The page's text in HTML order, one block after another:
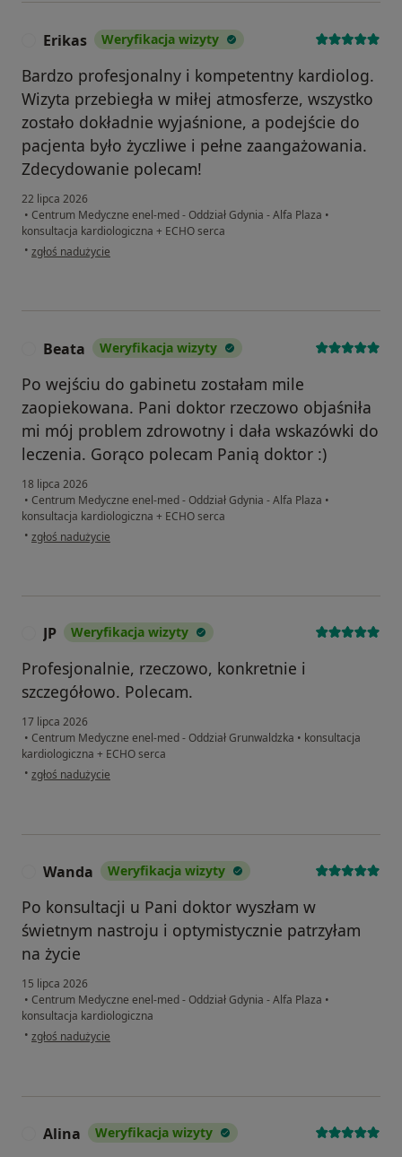
Erikas Weryfikacja wizyty
Bardzo profesjonalny i kompetentny kardiolog.
Wizyta przebiegła w miłej atmosferze, wszystko
zostało dokładnie wyjaśnione, a podejście do
pacjenta było życzliwe i pełne zaangażowania.
Zdecydowanie polecam!
22 lipca 2026
• Centrum Medyczne enel-med - Oddział Gdynia - Alfa Plaza •
konsultacja kardiologiczna + ECHO serca
• w opinii użytkownika Erikas
zgłoś nadużycie
Beata Weryfikacja wizyty
Po wejściu do gabinetu zostałam mile
zaopiekowana. Pani doktor rzeczowo objaśniła
mi mój problem zdrowotny i dała wskazówki do
leczenia. Gorąco polecam Panią doktor :)
18 lipca 2026
• Centrum Medyczne enel-med - Oddział Gdynia - Alfa Plaza •
konsultacja kardiologiczna + ECHO serca
• w opinii użytkownika Beata
zgłoś nadużycie
JP Weryfikacja wizyty
Profesjonalnie, rzeczowo, konkretnie i
szczegółowo. Polecam.
17 lipca 2026
• Centrum Medyczne enel-med - Oddział Grunwaldzka • konsultacja
kardiologiczna + ECHO serca
• w opinii użytkownika JP
zgłoś nadużycie
Wanda Weryfikacja wizyty
Po konsultacji u Pani doktor wyszłam w
świetnym nastroju i optymistycznie patrzyłam
na życie
15 lipca 2026
• Centrum Medyczne enel-med - Oddział Gdynia - Alfa Plaza •
konsultacja kardiologiczna
• w opinii użytkownika Wanda
zgłoś nadużycie
Alina Weryfikacja wizyty